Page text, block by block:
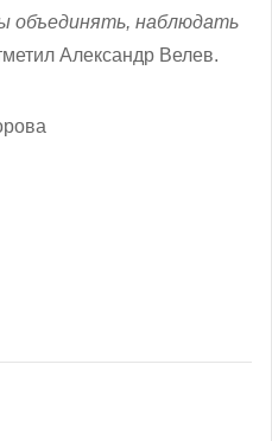
объединять, наблюдать
Александр Велев.